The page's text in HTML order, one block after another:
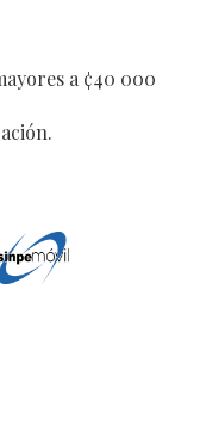
a ¢40 000